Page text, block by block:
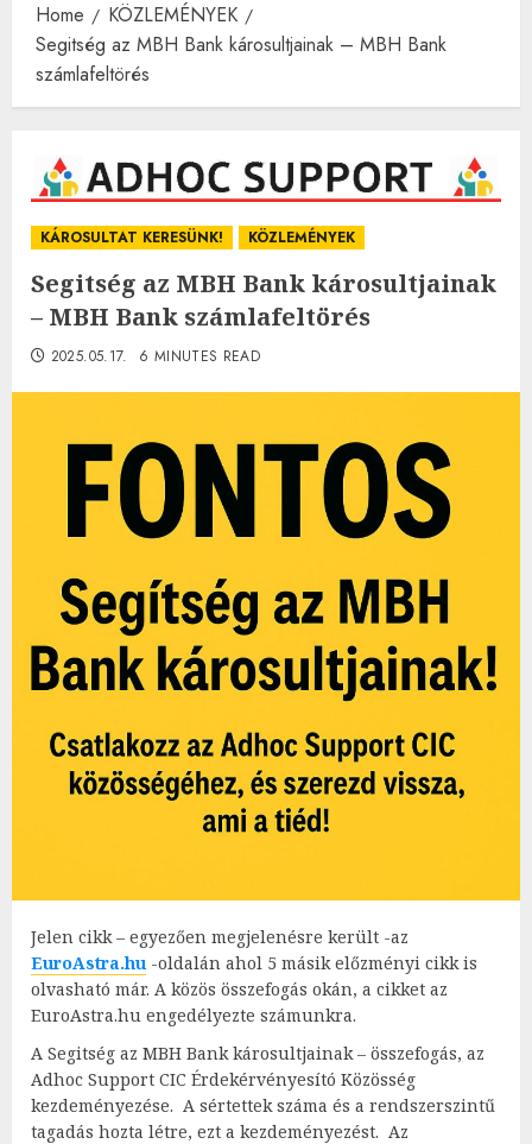
Home
KÖZLEMÉNYEK
Segitség az MBH Bank károsultjainak – MBH Bank
számlafeltörés
KÁROSULTAT KERESÜNK! KÖZLEMÉNYEK
Segitség az MBH Bank károsultjainak
– MBH Bank számlafeltörés
2025.05.17. 6 MINUTES READ
Jelen cikk – egyezően megjelenésre került -az
EuroAstra.hu -oldalán ahol 5 másik előzményi cikk is
olvasható már. A közös összefogás okán, a cikket az
EuroAstra.hu engedélyezte számunkra.
A Segitség az MBH Bank károsultjainak – összefogás, az
Adhoc Support CIC Érdekérvényesító Közösség
kezdeményezése. A sértettek száma és a rendszerszintű
tagadás hozta létre, ezt a kezdeményezést. Az